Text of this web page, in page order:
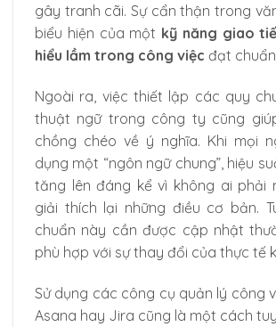
gây tranh cãi. Sự cẩn thận trong
biểu hiện của một kỹ năng giao
hiểu lầm trong công việc đạt
Ngoài ra, việc thiết lập các quy
thuật ngữ trong công ty cũng
chồng chéo về ý nghĩa. Khi mọi
dụng một “ngôn ngữ chung”, hiệu
tăng lên đáng kể vì không ai phải
giải thích lại những điều cơ bản.
chuẩn này cần được cập nhật
phù hợp với sự thay đổi của thực tế
Sử dụng các công cụ quản lý công
Asana hay Jira cũng là một cách